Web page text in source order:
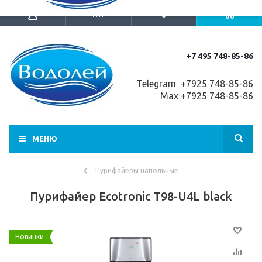
+7 495 748-85-86
Telegram +7925 748-85-86
Max +7925 748-85-86
МЕНЮ
Пурифайеры напольные
Пурифайер Ecotronic T98-U4L black
Новинки